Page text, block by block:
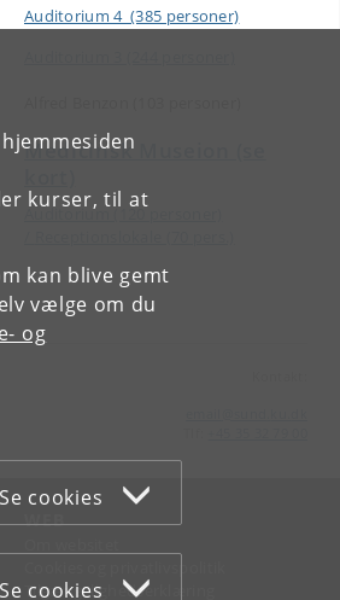
kurser, til at
kan blive gemt
vælge om du
og
Se cookies
Se cookies
Auditorium 4 (385 personer)
Medicinsk Museion (se
Auditorium (120 personer)
WEB
Tilgængelighedserklæring